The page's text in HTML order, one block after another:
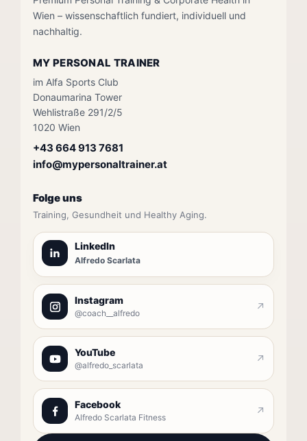
Wien – wissenschaftlich fundiert, individuell und
nachhaltig.
MY PERSONAL TRAINER
im Alfa Sports Club
Donaumarina Tower
Wehlistraße 291/2/5
1020 Wien
+43 664 913 7681
info@mypersonaltrainer.at
Folge uns
Training, Gesundheit und Healthy Aging.
LinkedIn
Alfredo Scarlata
Instagram
@coach__alfredo ↗
YouTube
@alfredo_scarlata ↗
Facebook
Alfredo Scarlata Fitness ↗